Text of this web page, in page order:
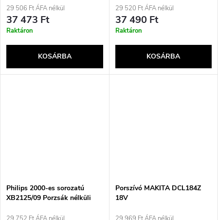
29 506 Ft ÁFA nélkül
37 473 Ft
Raktáron
KOSÁRBA
29 520 Ft ÁFA nélkül
37 490 Ft
Raktáron
KOSÁRBA
Philips 2000-es sorozatú
XB2125/09 Porzsák nélküli
Porszívó MAKITA DCL184Z
18V